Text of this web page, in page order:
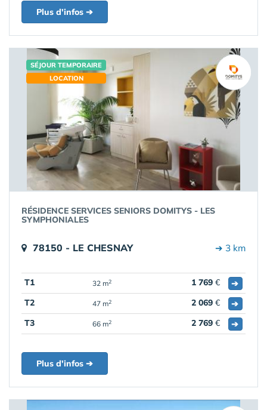
Plus d'infos ➔
SÉJOUR TEMPORAIRE
LOCATION
RÉSIDENCE SERVICES SENIORS DOMITYS - LES
SYMPHONIALES
78150 - LE CHESNAY ➔ 3 km
T1 32 m2 1 769 €
➔
T2
47 m2 2 069 €
➔
T3
66 m2 2 769 € ➔
Plus d'infos ➔